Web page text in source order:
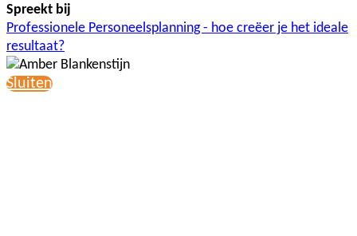
Spreekt bij
Professionele Personeelsplanning - hoe creëer je het ideale
resultaat?
Sluiten